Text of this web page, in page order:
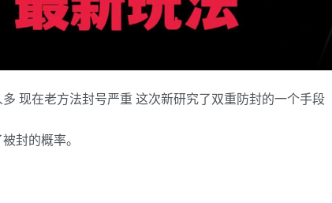
现在老方法封号严重 这次新研究了双重防封的一个手段
封的概率。